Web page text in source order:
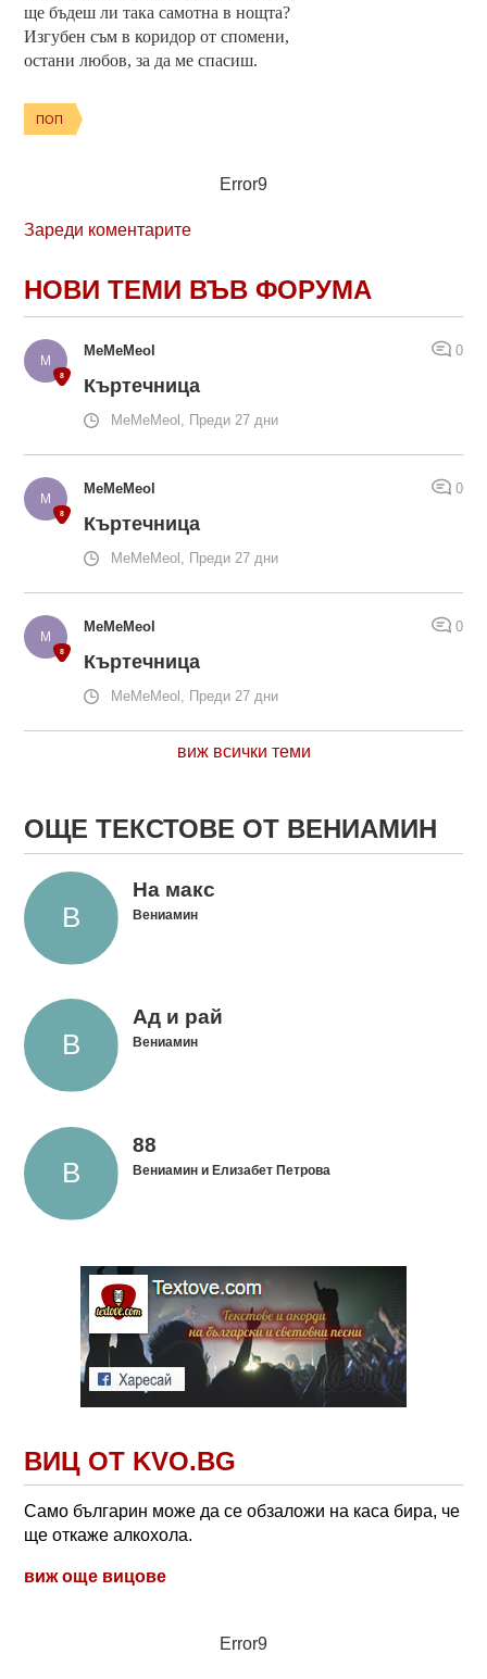
ще бъдеш ли така самотна в нощта?
Изгубен съм в коридор от спомени,
остани любов, за да ме спасиш.
ПОП
Error9
Зареди коментарите
НОВИ ТЕМИ ВЪВ ФОРУМА
MeMeMeol 0
Къртечница
MeMeMeol, Преди 27 дни
MeMeMeol 0
Къртечница
MeMeMeol, Преди 27 дни
MeMeMeol 0
Къртечница
MeMeMeol, Преди 27 дни
виж всички теми
ОЩЕ ТЕКСТОВЕ ОТ ВЕНИАМИН
На макс
Вениамин
Ад и рай
Вениамин
88
Вениамин и Елизабет Петрова
ВИЦ ОТ KVO.BG
Само българин може да се обзаложи на каса бира, че
ще откаже алкохола.
виж още вицове
Error9